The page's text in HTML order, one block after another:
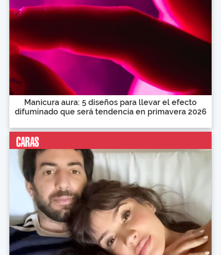
Manicura aura: 5 diseños para llevar el efecto
difuminado que será tendencia en primavera 2026